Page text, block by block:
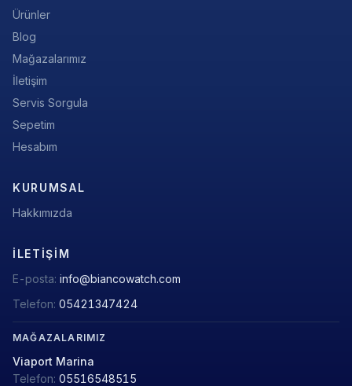
Ürünler
Blog
Mağazalarımız
İletişim
Servis Sorgula
Sepetim
Hesabım
KURUMSAL
Hakkımızda
İLETIŞIM
E-posta: info@biancowatch.com
Telefon: 05421347424
MAĞAZALARIMIZ
Viaport Marina
Telefon: 05516548515